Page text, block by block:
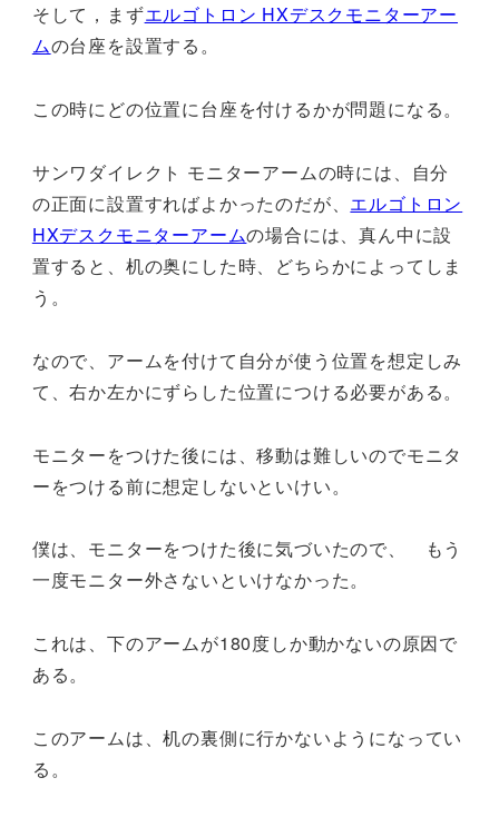
そして，まずエルゴトロン HXデスクモニターアー
ムの台座を設置する。
この時にどの位置に台座を付けるかが問題になる。
サンワダイレクト モニターアームの時には、自分
の正面に設置すればよかったのだが、 エルゴトロン
HXデスクモニターアームの場合には、真ん中に設
置すると、机の奥にした時、どちらかによってしま
う。
なので、アームを付けて自分が使う位置を想定しみ
て、右か左かにずらした位置につける必要がある。
モニターをつけた後には、移動は難しいのでモニタ
ーをつける前に想定しないといけい。
僕は、モニターをつけた後に気づいたので、 もう
一度モニター外さないといけなかった。
これは、下のアームが180度しか動かないの原因で
ある。
このアームは、机の裏側に行かないようになってい
る。